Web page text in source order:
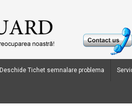
Deschide Tichet semnalare problema